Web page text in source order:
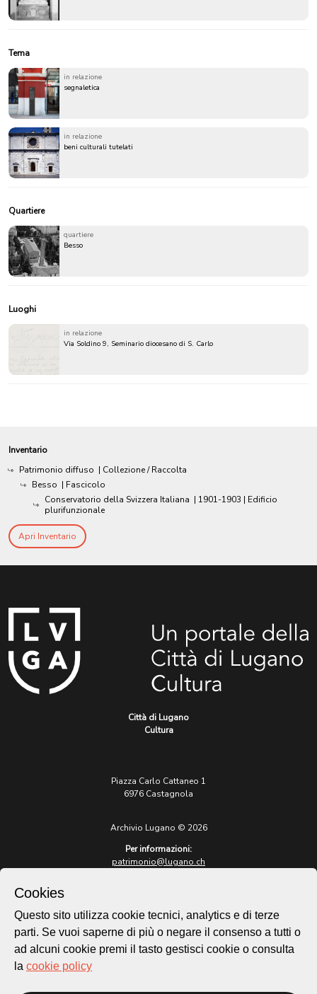
Tema
in relazione
segnaletica
in relazione
beni culturali tutelati
Quartiere
quartiere
Besso
Luoghi
in relazione
Via Soldino 9, Seminario diocesano di S. Carlo
Inventario
Patrimonio diffuso | Collezione / Raccolta
Besso | Fascicolo
Conservatorio della Svizzera Italiana | 1901-1903 | Edificio
plurifunzionale
Apri Inventario
Città di Lugano
Cultura
Piazza Carlo Cattaneo 1
6976 Castagnola
Archivio Lugano © 2026
Per informazioni:
patrimonio@lugano.ch
lugano.ch
Cookie policy
Cookies
Questo sito utilizza cookie tecnici, analytics e di terze
parti. Se vuoi saperne di più o negare il consenso a tutti o
ad alcuni cookie premi il tasto gestisci cookie o consulta
la cookie policy